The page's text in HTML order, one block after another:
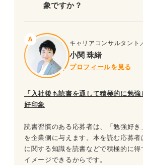
象ですか？
キャリアコンサルタント
小関 珠緒
プロフィールを見る
「入社後も読書を通して積極的に勉
好印象
読書習慣のある応募者は、「勉強好き
を企業側に与えます。本を読む応募
に関する知識を読書などで積極的に得
イメージできるからです。